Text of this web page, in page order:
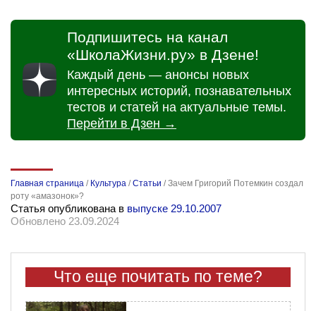
Подпишитесь на канал
«ШколаЖизни.ру» в Дзене!
Каждый день — анонсы новых
интересных историй, познавательных
тестов и статей на актуальные темы.
Перейти в Дзен →
Главная страница / Культура /Статьи /Зачем Григорий Потемкин создал
роту «амазонок»?
Статья опубликована в выпуске 29.10.2007
Обновлено 23.09.2024
Что еще почитать по теме?